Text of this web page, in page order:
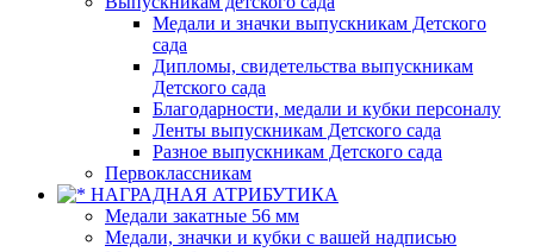
Медали и значки выпускникам Детского
сада
Дипломы, свидетельства выпускникам
Детского сада
Благодарности, медали и кубки персоналу
Ленты выпускникам Детского сада
Разное выпускникам Детского сада
Первоклассникам
НАГРАДНАЯ АТРИБУТИКА
Медали закатные 56 мм
Медали, значки и кубки с вашей надписью